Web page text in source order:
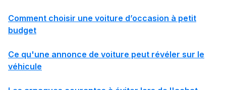
Comment choisir une voiture d’occasion à petit
budget
Ce qu'une annonce de voiture peut révéler sur le
véhicule